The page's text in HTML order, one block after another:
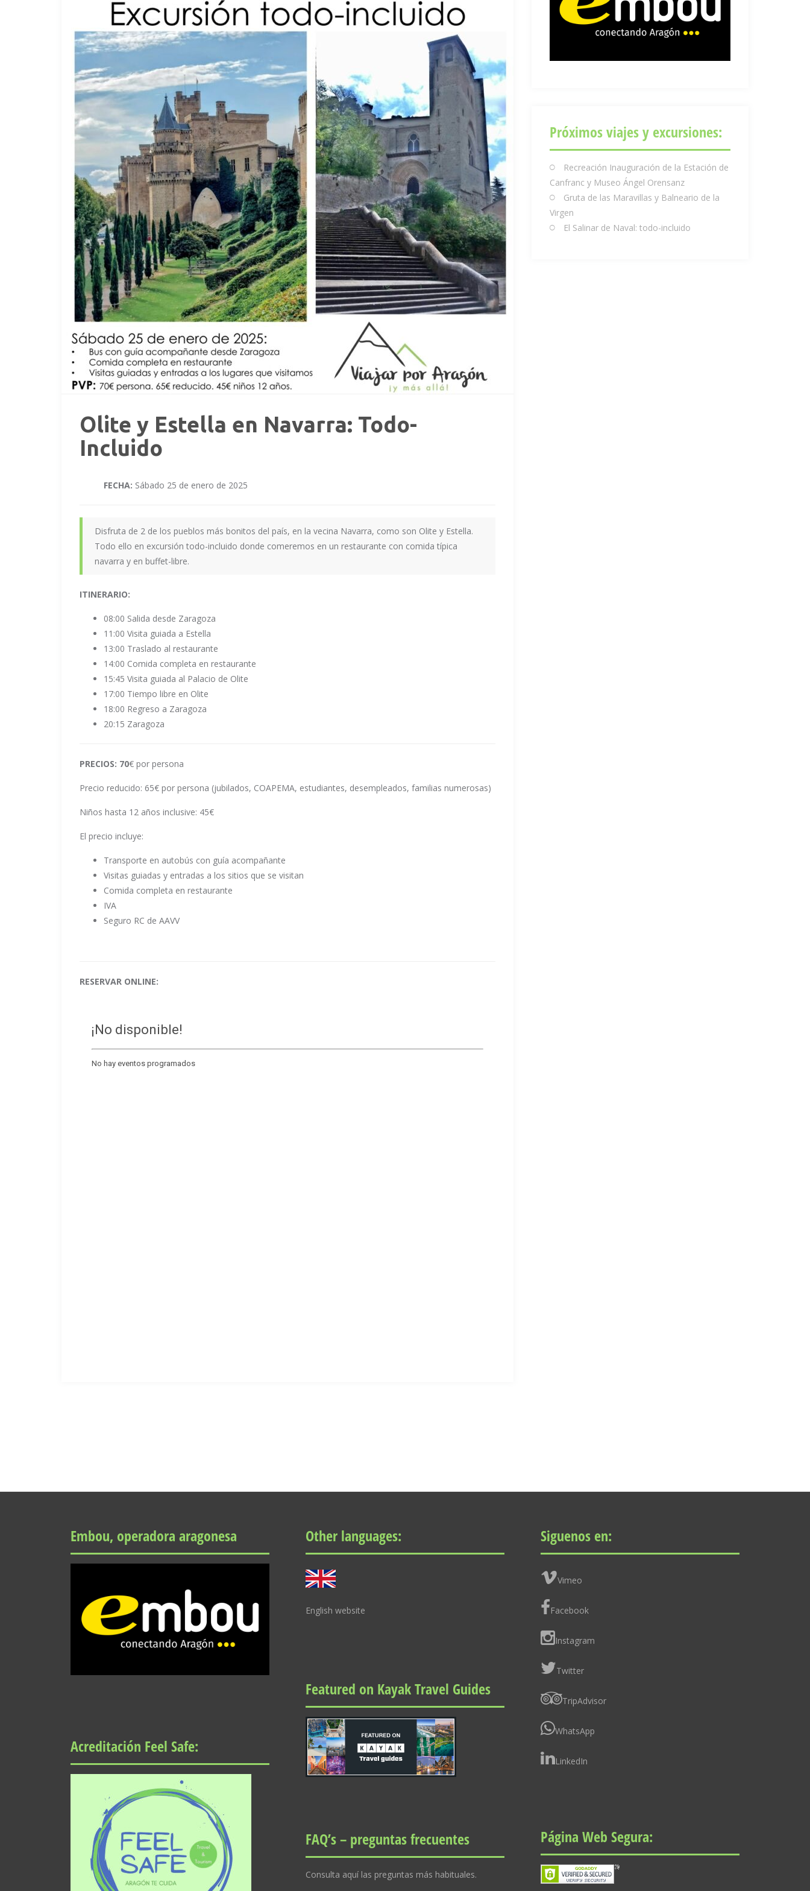
Olite y Estella en Navarra: Todo-
Incluido
FECHA: Sábado 25 de enero de 2025
Disfruta de 2 de los pueblos más bonitos del país, en la vecina Navarra, como son Olite y Estella.
Todo ello en excursión todo-incluido donde comeremos en un restaurante con comida típica
navarra y en buffet-libre.
ITINERARIO:
08:00 Salida desde Zaragoza
11:00 Visita guiada a Estella
13:00 Traslado al restaurante
14:00 Comida completa en restaurante
15:45 Visita guiada al Palacio de Olite
17:00 Tiempo libre en Olite
18:00 Regreso a Zaragoza
20:15 Zaragoza
PRECIOS: 70€ por persona
Precio reducido: 65€ por persona (jubilados, COAPEMA, estudiantes, desempleados, familias numerosas)
Niños hasta 12 años inclusive: 45€
El precio incluye:
Transporte en autobús con guía acompañante
Visitas guiadas y entradas a los sitios que se visitan
Comida completa en restaurante
IVA
Seguro RC de AAVV
RESERVAR ONLINE:
Próximos viajes y excursiones:
Recreación Inauguración de la Estación de
Canfranc y Museo Ángel Orensanz
Gruta de las Maravillas y Balneario de la
Virgen
El Salinar de Naval: todo-incluido
Embou, operadora aragonesa
Acreditación Feel Safe:
Other languages:
English website
Featured on Kayak Travel Guides
FAQ’s – preguntas frecuentes
Consulta aquí las preguntas más habituales.
Siguenos en:
Vimeo
Facebook
Instagram
Twitter
TripAdvisor
WhatsApp
LinkedIn
Página Web Segura: